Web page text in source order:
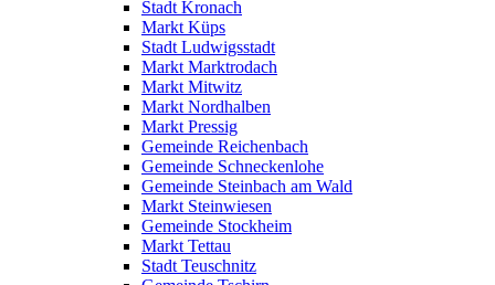
Stadt Kronach
Markt Küps
Stadt Ludwigsstadt
Markt Marktrodach
Markt Mitwitz
Markt Nordhalben
Markt Pressig
Gemeinde Reichenbach
Gemeinde Schneckenlohe
Gemeinde Steinbach am Wald
Markt Steinwiesen
Gemeinde Stockheim
Markt Tettau
Stadt Teuschnitz